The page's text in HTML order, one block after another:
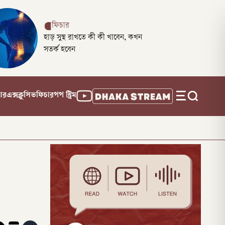
ফিচার
হাড় সুস্থ রাখতে কী কী খাবেন, কখন
সতর্ক হবেন
এক্সক্লুসিভফিচারপপ স্ট্রিম